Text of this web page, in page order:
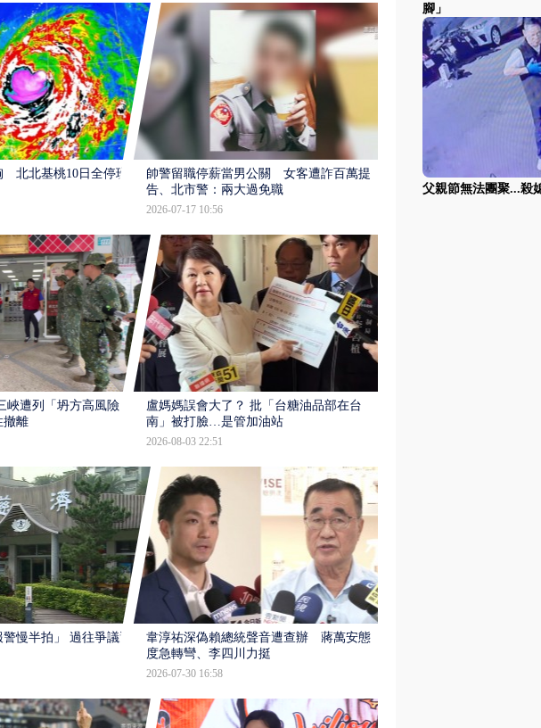
北北基桃10日全停班
帥警留職停薪當男公關 女客遭詐百萬提
告、北市警：兩大過免職
2026-07-17 10:56
遭列「坍方高風險」
離
盧媽媽誤會大了？ 批「台糖油品部在台
南」被打臉…是管加油站
2026-08-03 22:51
慢半拍」 過往爭議遭
韋淳祐深偽賴總統聲音遭查辦 蔣萬安態
度急轉彎、李四川力挺
2026-07-30 16:58
腳」
父親節無法團聚...殺